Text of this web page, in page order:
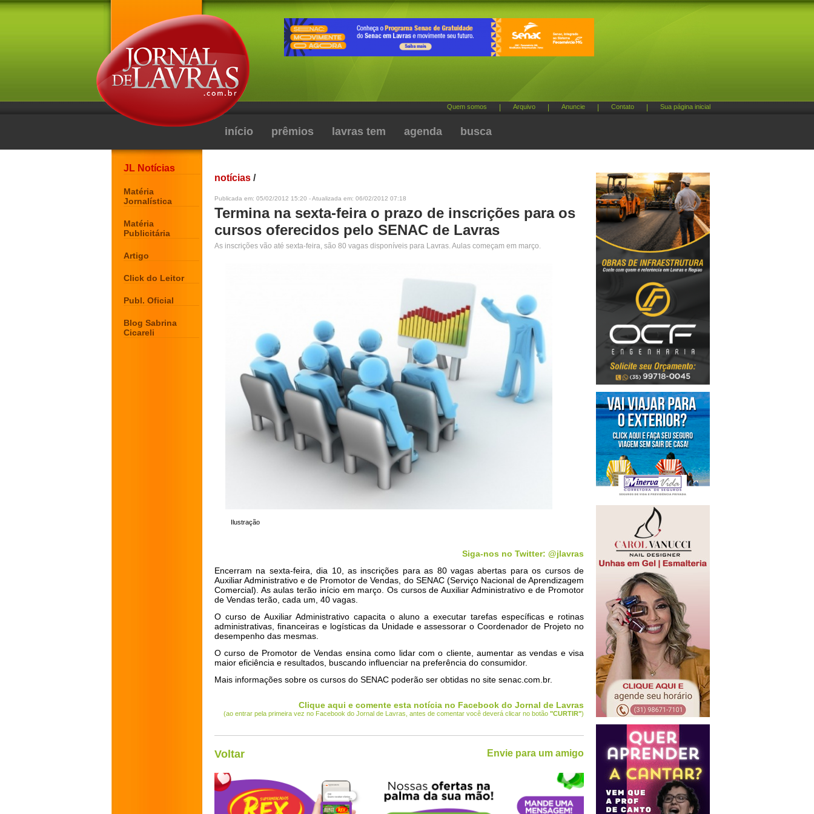
Quem somos Arquivo Anuncie Contato Sua página inicial
início prêmios lavras tem agenda busca
JL Notícias
Matéria
Jornalística
Matéria
Publicitária
Artigo
Click do Leitor
Publ. Oficial
Blog Sabrina
Cicareli
notícias /
Publicada em: 05/02/2012 15:20 - Atualizada em: 06/02/2012 07:18
Termina na sexta-feira o prazo de inscrições para os
cursos oferecidos pelo SENAC de Lavras
As inscrições vão até sexta-feira, são 80 vagas disponíveis para Lavras. Aulas começam em março.
Ilustração
Siga-nos no Twitter: @jlavras
Encerram na sexta-feira, dia 10, as inscrições para as 80 vagas abertas para os cursos de
Auxiliar Administrativo e de Promotor de Vendas, do SENAC (Serviço Nacional de Aprendizagem
Comercial). As aulas terão início em março. Os cursos de Auxiliar Administrativo e de Promotor
de Vendas terão, cada um, 40 vagas.
O curso de Auxiliar Administrativo capacita o aluno a executar tarefas específicas e rotinas
administrativas, financeiras e logísticas da Unidade e assessorar o Coordenador de Projeto no
desempenho das mesmas.
O curso de Promotor de Vendas ensina como lidar com o cliente, aumentar as vendas e visa
maior eficiência e resultados, buscando influenciar na preferência do consumidor.
Mais informações sobre os cursos do SENAC poderão ser obtidas no site senac.com.br.
Clique aqui e comente esta notícia no Facebook do Jornal de Lavras
(ao entrar pela primeira vez no Facebook do Jornal de Lavras, antes de comentar você deverá clicar no botão "CURTIR")
Voltar Envie para um amigo